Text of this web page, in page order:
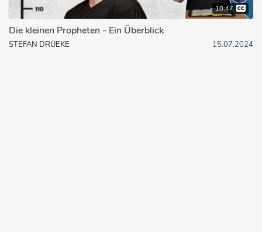
18:47
Die kleinen Propheten - Ein Überblick
STEFAN DRÜEKE 15.07.2024